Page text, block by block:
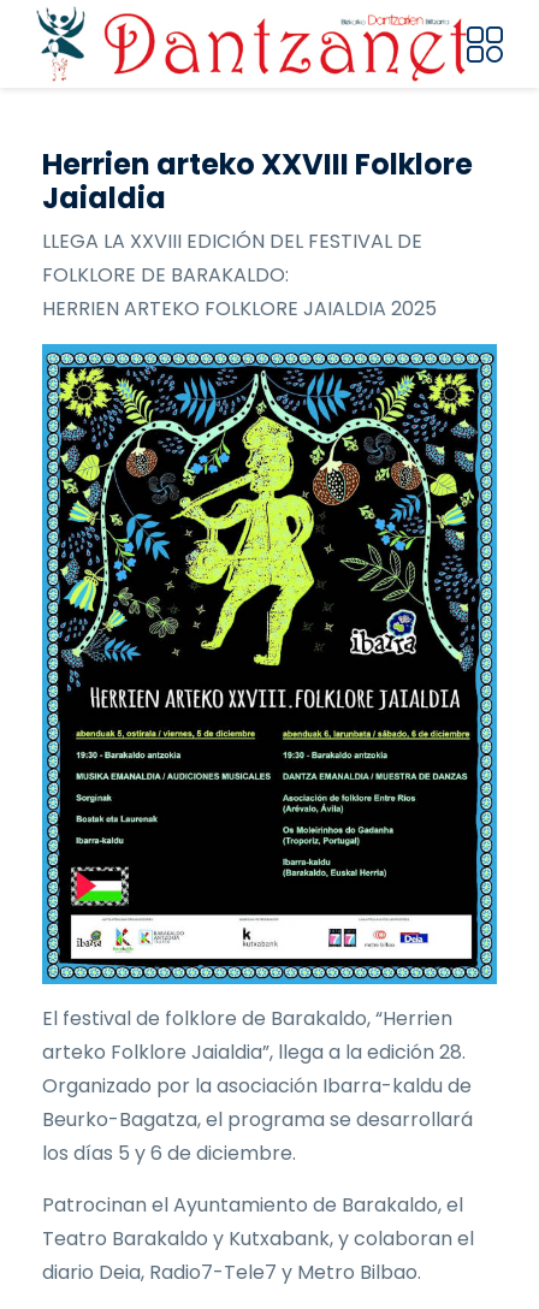
Pasar al contenido principal
Herrien arteko XXVIII Folklore
Jaialdia
LLEGA LA XXVIII EDICIÓN DEL FESTIVAL DE
FOLKLORE DE BARAKALDO:
HERRIEN ARTEKO FOLKLORE JAIALDIA 2025
El festival de folklore de Barakaldo, “Herrien
arteko Folklore Jaialdia”, llega a la edición 28.
Organizado por la asociación Ibarra-kaldu de
Beurko-Bagatza, el programa se desarrollará
los días 5 y 6 de diciembre.
Patrocinan el Ayuntamiento de Barakaldo, el
Teatro Barakaldo y Kutxabank, y colaboran el
diario Deia, Radio7-Tele7 y Metro Bilbao.